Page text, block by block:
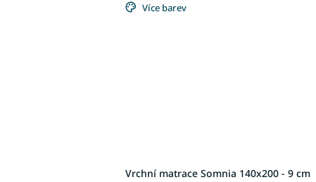
Více barev
Vrchní matrace Somnia 140x200 - 9 cm